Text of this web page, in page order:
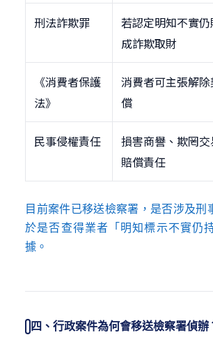
刑法詐欺罪
若認定明知不實
成詐欺取財
《消費者保護
法》
消費者可主張解
償
民事侵權責任
損害商譽、欺罔
賠償責任
目前案件已移送檢察署，是否涉及刑
於是否查得業者「明知標示不實仍
據。
四、行政案件為何會移送檢察署偵辦